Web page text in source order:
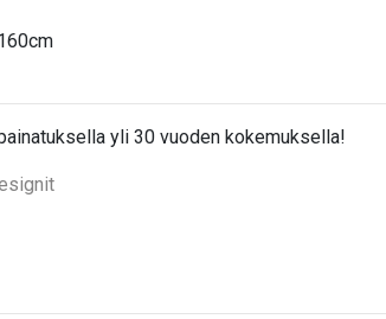
yli 30 vuoden kokemuksella!